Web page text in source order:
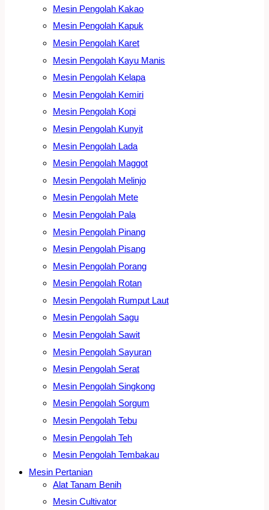
Mesin Pengolah Kakao
Mesin Pengolah Kapuk
Mesin Pengolah Karet
Mesin Pengolah Kayu Manis
Mesin Pengolah Kelapa
Mesin Pengolah Kemiri
Mesin Pengolah Kopi
Mesin Pengolah Kunyit
Mesin Pengolah Lada
Mesin Pengolah Maggot
Mesin Pengolah Melinjo
Mesin Pengolah Mete
Mesin Pengolah Pala
Mesin Pengolah Pinang
Mesin Pengolah Pisang
Mesin Pengolah Porang
Mesin Pengolah Rotan
Mesin Pengolah Rumput Laut
Mesin Pengolah Sagu
Mesin Pengolah Sawit
Mesin Pengolah Sayuran
Mesin Pengolah Serat
Mesin Pengolah Singkong
Mesin Pengolah Sorgum
Mesin Pengolah Tebu
Mesin Pengolah Teh
Mesin Pengolah Tembakau
Mesin Pertanian
Alat Tanam Benih
Mesin Cultivator